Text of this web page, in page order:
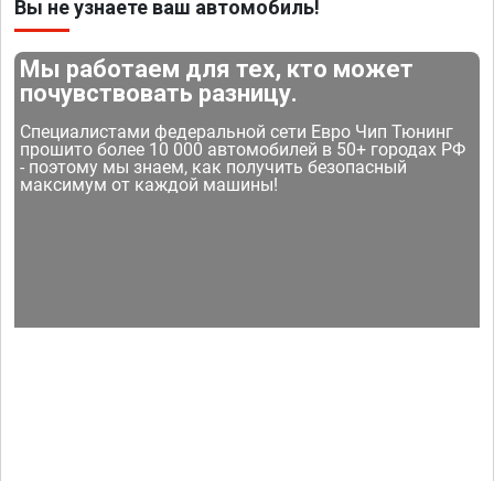
Вы не узнаете ваш автомобиль!
Мы работаем для тех, кто может
почувствовать разницу.
Специалистами федеральной сети Евро Чип Тюнинг
прошито более 10 000 автомобилей в 50+ городах РФ
- поэтому мы знаем, как получить безопасный
максимум от каждой машины!